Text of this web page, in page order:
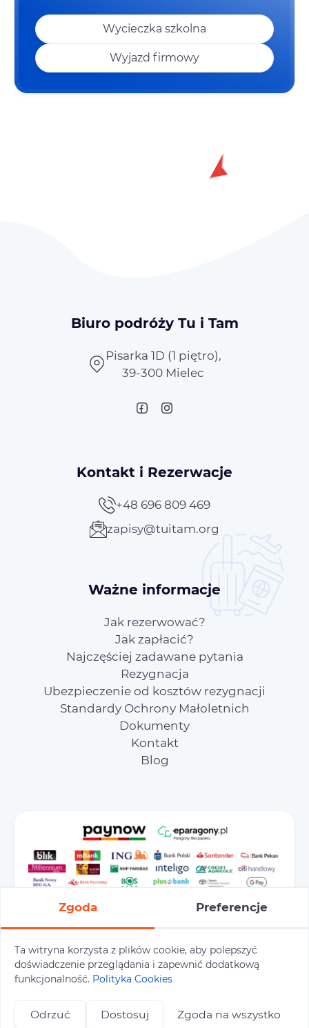
Wycieczka szkolna
Wyjazd firmowy
Biuro podróży Tu i Tam
Pisarka 1D (1 piętro),
39-300 Mielec
Kontakt i Rezerwacje
+48 696 809 469
zapisy@tuitam.org
Ważne informacje
Jak rezerwować?
Jak zapłacić?
Najczęściej zadawane pytania
Rezygnacja
Ubezpieczenie od kosztów rezygnacji
Standardy Ochrony Małoletnich
Dokumenty
Kontakt
Blog
Preferencje cookies Polityka prywatności
Polityka cookies
Zgoda Preferencje
Ta witryna korzysta z plików cookie, aby polepszyć
doświadczenie przeglądania i zapewnić dodatkową
funkcjonalność. Polityka Cookies
Odrzuć Dostosuj Zgoda na wszystko